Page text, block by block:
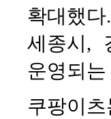
확대했
세종시,
운영되
쿠팡이